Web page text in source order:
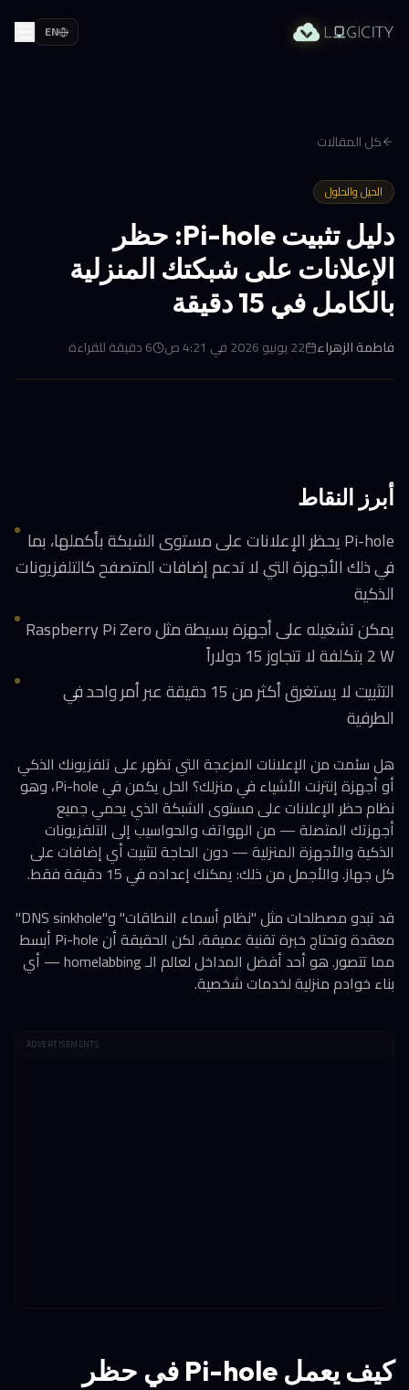
EN
كل المقالات
الحيل والحلول
دليل تثبيت Pi-hole: حظر
الإعلانات على شبكتك المنزلية
بالكامل في 15 دقيقة
فاطمة الزهراء 22 يونيو 2026 في 4:21 ص 6دقيقة للقراءة
أبرز النقاط
Pi-hole يحظر الإعلانات على مستوى الشبكة بأكملها، بما
في ذلك الأجهزة التي لا تدعم إضافات المتصفح كالتلفزيونات
الذكية
يمكن تشغيله على أجهزة بسيطة مثل Raspberry Pi Zero
2 W بتكلفة لا تتجاوز 15 دولاراً
التثبيت لا يستغرق أكثر من 15 دقيقة عبر أمر واحد في
الطرفية
هل سئمت من الإعلانات المزعجة التي تظهر على تلفزيونك الذكي
أو أجهزة إنترنت الأشياء في منزلك؟ الحل يكمن في Pi-hole، وهو
نظام حظر الإعلانات على مستوى الشبكة الذي يحمي جميع
أجهزتك المتصلة — من الهواتف والحواسيب إلى التلفزيونات
الذكية والأجهزة المنزلية — دون الحاجة لتثبيت أي إضافات على
كل جهاز. والأجمل من ذلك: يمكنك إعداده في 15 دقيقة فقط.
قد تبدو مصطلحات مثل "نظام أسماء النطاقات" و"DNS sinkhole"
معقدة وتحتاج خبرة تقنية عميقة، لكن الحقيقة أن Pi-hole أبسط
مما تتصور. هو أحد أفضل المداخل لعالم الـ homelabbing — أي
بناء خوادم منزلية لخدمات شخصية.
ADVERTISEMENTS
كيف يعمل Pi-hole في حظر